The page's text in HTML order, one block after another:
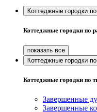
Коттеджные городки
Коттеджные городки по
Коттеджные городки
Коттеджные городки по
Завершенные
Завершенные